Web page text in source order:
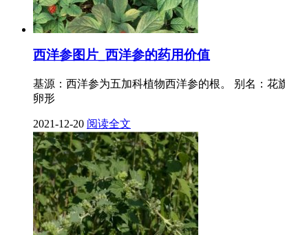
西洋参图片_西洋参的药用价值
基源：西洋参为五加科植物西洋参的根。 别名：花
卵形
2021-12-20 阅读全文